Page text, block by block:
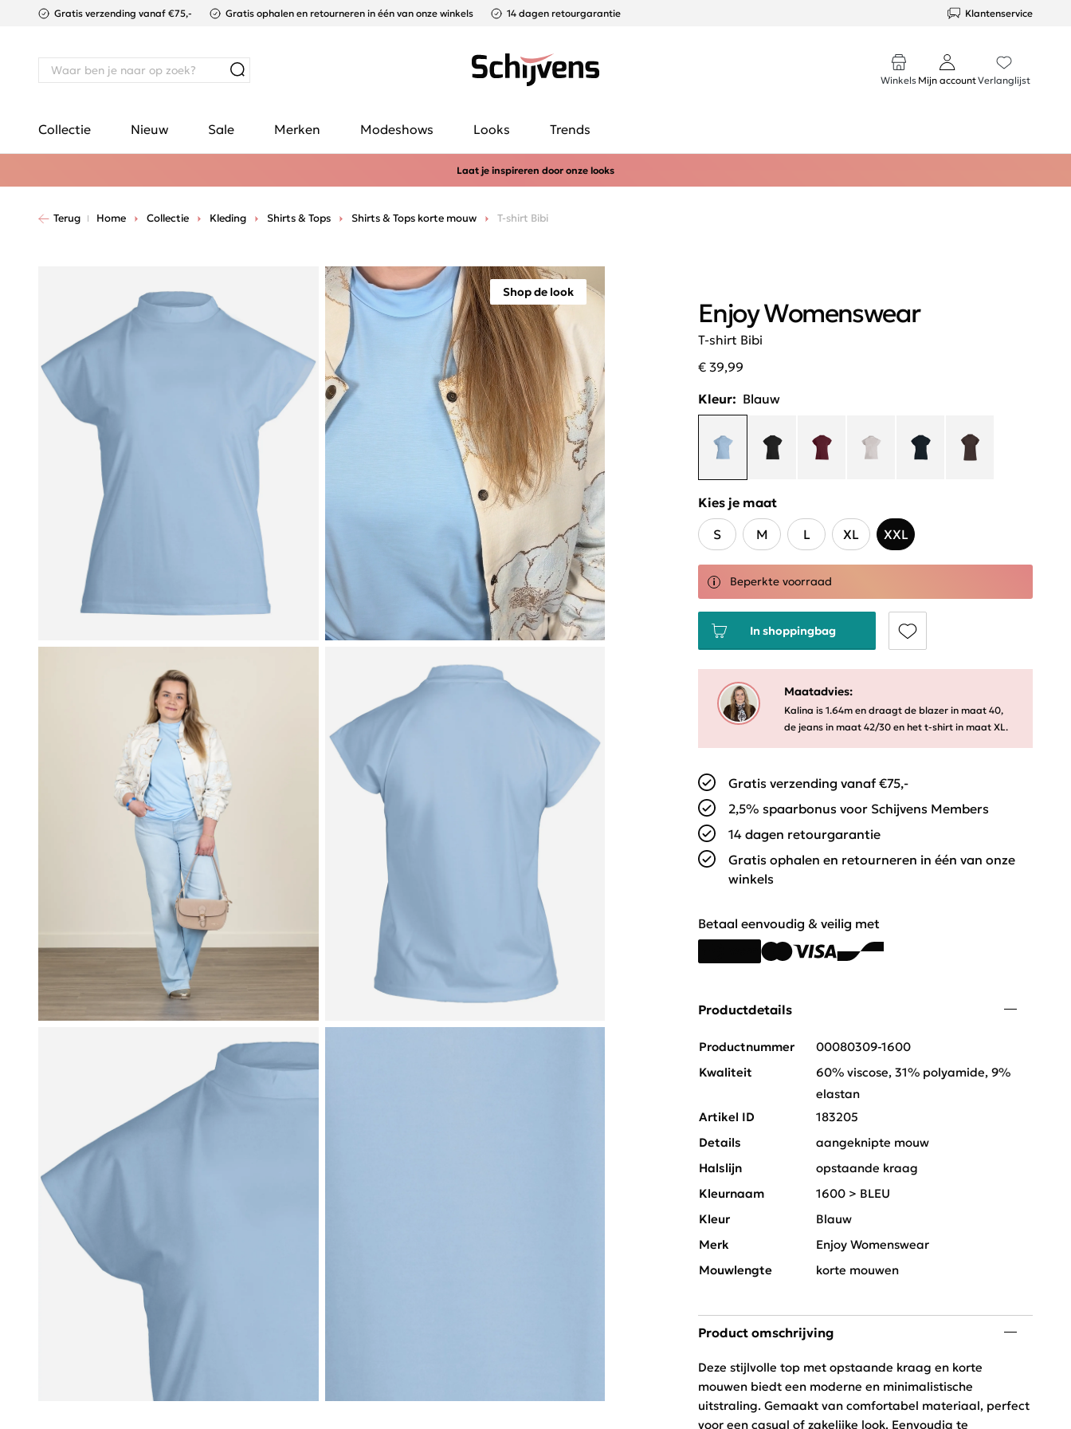
Gratis verzending vanaf €75,- Gratis ophalen en retourneren in één van onze winkels 14 dagen retourgarantie Klantenservice
Winkels Mijn accountVerlanglijst
Collectie Nieuw Sale Merken Modeshows Looks Trends
Laat je inspireren door onze looks
Terug Home Collectie Kleding Shirts & Tops Shirts & Tops korte mouw T-shirt Bibi
Shop de look
T-shirt Bibi
Enjoy Womenswear
€ 39,99
Kleur: Blauw
Kies je maat
S
M L XL XXL
Beperkte voorraad
In shoppingbag
Maatadvies:
Kalina is 1.64m en draagt de blazer in maat 40,
de jeans in maat 42/30 en het t-shirt in maat XL.
Gratis verzending vanaf €75,-
2,5% spaarbonus voor Schijvens Members
14 dagen retourgarantie
Gratis ophalen en retourneren in één van onze
winkels
Betaal eenvoudig & veilig met
Productdetails
Productnummer
00080309-1600
Kwaliteit
60% viscose, 31% polyamide, 9%
elastan
Artikel ID
183205
Details
aangeknipte mouw
Halslijn
opstaande kraag
Kleurnaam
1600 > BLEU
Kleur
Blauw
Merk
Enjoy Womenswear
Mouwlengte
korte mouwen
Product omschrijving
Deze stijlvolle top met opstaande kraag en korte
mouwen biedt een moderne en minimalistische
uitstraling. Gemaakt van comfortabel materiaal, perfect
voor een casual of zakelijke look. Eenvoudig te